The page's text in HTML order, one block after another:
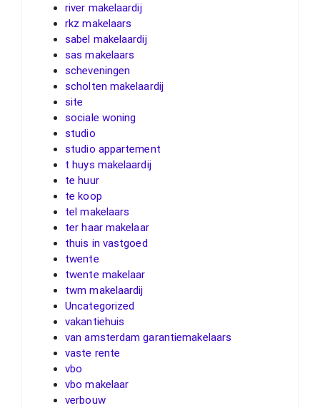
river makelaardij
rkz makelaars
sabel makelaardij
sas makelaars
scheveningen
scholten makelaardij
site
sociale woning
studio
studio appartement
t huys makelaardij
te huur
te koop
tel makelaars
ter haar makelaar
thuis in vastgoed
twente
twente makelaar
twm makelaardij
Uncategorized
vakantiehuis
van amsterdam garantiemakelaars
vaste rente
vbo
vbo makelaar
verbouw